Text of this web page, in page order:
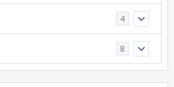
4
8